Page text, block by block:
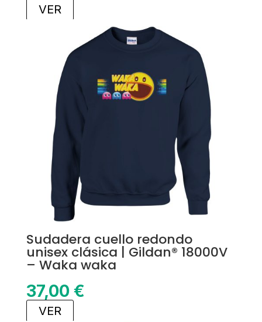
VER
Sudadera cuello redondo
unisex clásica | Gildan® 18000V
– Waka waka
37,00 €
VER